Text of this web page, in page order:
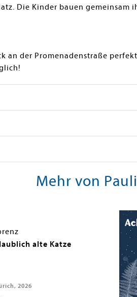
Die Kinder bauen gemeinsam
an der Promenadenstraße
Mehr von
alte Katze
2026